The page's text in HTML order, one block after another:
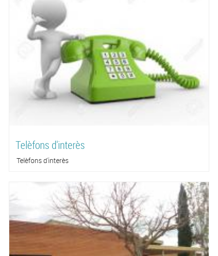
Telèfons d'interès
Telèfons d'interès